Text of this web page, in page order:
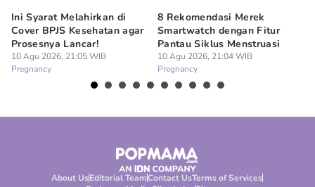
Ini Syarat Melahirkan di
Cover BPJS Kesehatan agar
Prosesnya Lancar!
10 Agu 2026, 21:05 WIB
Pregnancy
8 Rekomendasi Merek
Smartwatch dengan Fitur
Pantau Siklus Menstruasi
10 Agu 2026, 21:04 WIB
Pregnancy
About UsEditorial TeamContact UsTerms of Services